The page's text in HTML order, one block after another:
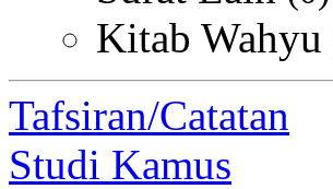
Kitab Wahyu
Tafsiran/Catatan
Studi Kamus